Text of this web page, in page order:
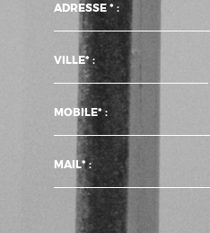
ADRESSE * :
VILLE* :
MOBILE* :
MAIL* :